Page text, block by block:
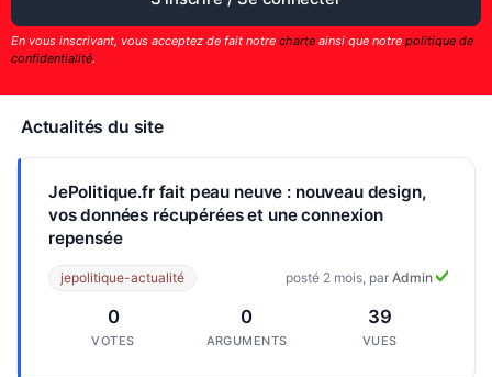
En vous inscrivant, vous acceptez de fait notre charte ainsi que notre politique de
confidentialité.
Actualités du site
0
VOTES
0
ARGUMENTS
39
VUES
JePolitique.fr fait peau neuve : nouveau design,
vos données récupérées et une connexion
repensée
jepolitique-actualité posté 2 mois, parAdmin